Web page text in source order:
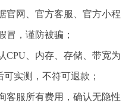
官网、官方客服、官方小程
冒，谨防被骗；
CPU、内存、存储、带宽为
实测，不符可退款；
客服所有费用，确认无隐性